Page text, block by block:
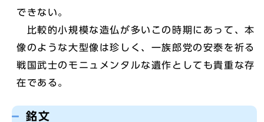
できない。
比較的小規模な造仏が多いこの時期にあって、本
像のような大型像は珍しく、一族郎党の安泰を祈る
戦国武士のモニュメンタルな遺作としても貴重な存
在である。
銘文